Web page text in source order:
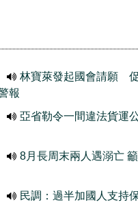
林寶萊發起國會請願
報
亞省勒令一間違法貨運
8月長周末兩人遇溺亡
民調：過半加國人支持